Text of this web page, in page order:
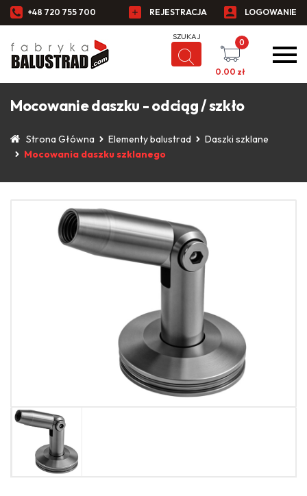
+48 720 755 700 REJESTRACJA LOGOWANIE
0
0.00 zł
Mocowanie daszku - odciąg / szkło
Strona Główna Elementy balustrad
Daszki szklane
Mocowania daszku szklanego